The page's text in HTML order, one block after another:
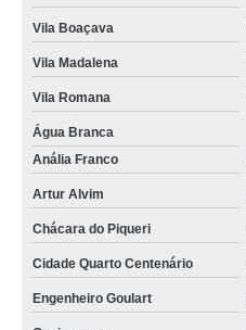
Vila Boaçava
Vila Madalena
Vila Romana
Água Branca
Anália Franco
Artur Alvim
Chácara do Piqueri
Cidade Quarto Centenário
Engenheiro Goulart